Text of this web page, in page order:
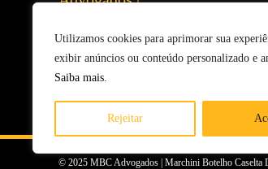
Utilizamos cookies para aprimorar sua
exibir anúncios ou conteúdo personalizado e
Saiba mais.
Rejeitar
© 2025 MBC Advogados | Marchini Botelho Caselta